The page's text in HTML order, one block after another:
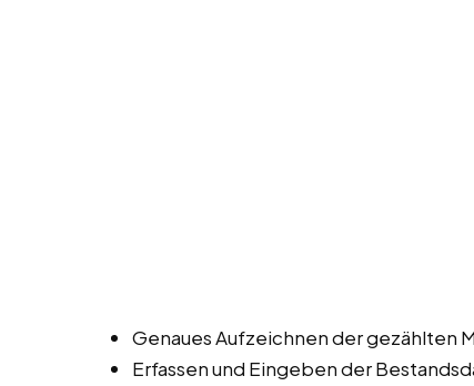
Genaues Aufzeichnen der gezählten
Erfassen und Eingeben der